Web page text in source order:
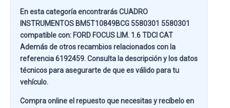
En esta categoría encontrarás CUADRO
INSTRUMENTOS BM5T10849BCG 5580301 5580301
compatible con: FORD FOCUS LIM. 1.6 TDCI CAT
Además de otros recambios relacionados con la
referencia6192459. Consulta la descripción y los datos
técnicos para asegurarte de que es válido para tu
vehículo.
Compra online el repuesto que necesitas y recíbelo en